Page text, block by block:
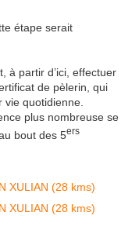
étape serait
à partir d’ici, effectuer
de pèlerin, qui
quotidienne.
plus nombreuse se
bout des 5ers